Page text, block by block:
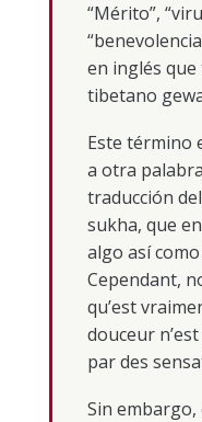
“Mérito”,
en inglés
tibetano
Este término
a otra
traducción
sukha, que
algo así
Cependant,
qu’est
douceur
par des
Sin